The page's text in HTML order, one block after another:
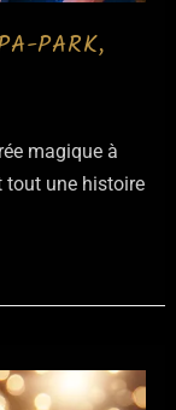
PARK,
magique à
tout une histoire